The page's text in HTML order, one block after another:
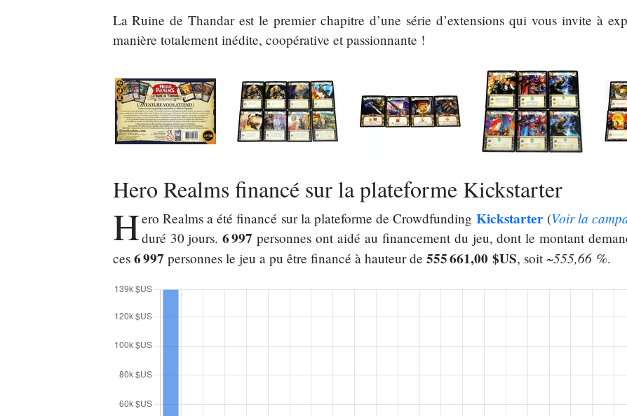
La Ruine de Thandar est le premier chapitre d’une série d’extensions qui vous invite à
manière totalement inédite, coopérative et passionnante !
Hero Realms financé sur la plateforme Kickstarter
Hero Realms a été financé sur la plateforme de Crowdfunding Kickstarter(Voir la
duré 30 jours.6 997 personnes ont aidé au financement du jeu, dont le montant
ces 6 997 personnes le jeu a pu être financé à hauteur de 555 661,00 $US, soit ~555,66 %.